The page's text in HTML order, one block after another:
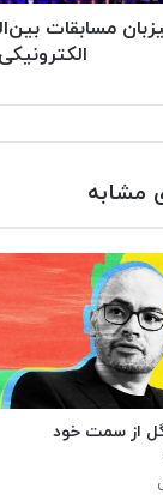
مسابقات
الکترونیکی
مشابه
از سمت خود